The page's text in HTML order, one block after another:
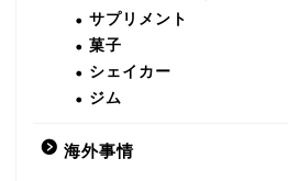
サプリメント
菓子
シェイカー
ジム
海外事情